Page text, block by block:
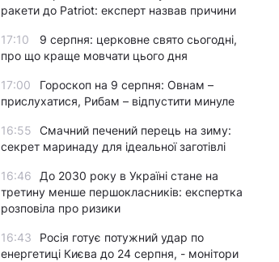
ракети до Patriot: експерт назвав причини
17:10
9 серпня: церковне свято сьогодні,
про що краще мовчати цього дня
17:00
Гороскоп на 9 серпня: Овнам –
прислухатися, Рибам – відпустити минуле
16:55
Смачний печений перець на зиму:
секрет маринаду для ідеальної заготівлі
16:46
До 2030 року в Україні стане на
третину менше першокласників: експертка
розповіла про ризики
16:43
Росія готує потужний удар по
енергетиці Києва до 24 серпня, - монітори